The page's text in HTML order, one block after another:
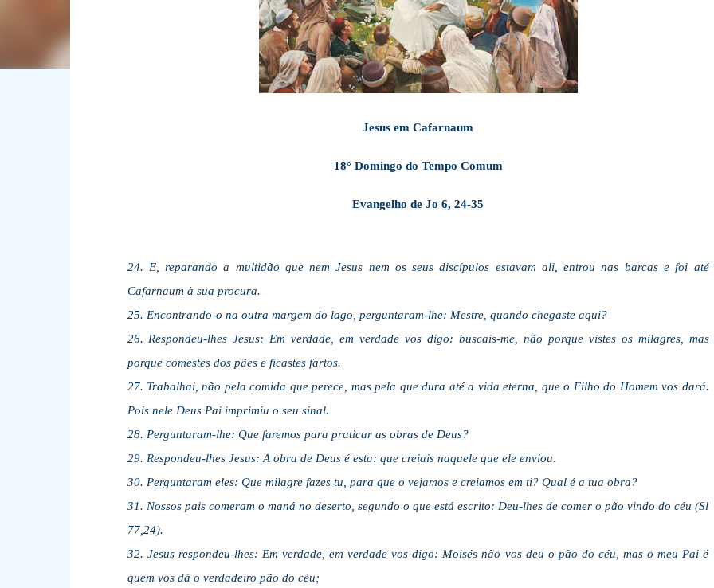
Jesus em Cafarnaum
18° Domingo do Tempo Comum
Evangelho de Jo 6, 24-35
24. E, reparando a multidão que nem Jesus nem os seus discípulos estavam ali, entrou nas barcas e foi até
Cafarnaum à sua procura.
25. Encontrando-o na outra margem do lago, perguntaram-lhe: Mestre, quando chegaste aqui?
26. Respondeu-lhes Jesus: Em verdade, em verdade vos digo: buscais-me, não porque vistes os milagres, mas
porque comestes dos pães e ficastes fartos.
27. Trabalhai, não pela comida que perece, mas pela que dura até a vida eterna, que o Filho do Homem vos dará.
Pois nele Deus Pai imprimiu o seu sinal.
28. Perguntaram-lhe: Que faremos para praticar as obras de Deus?
29. Respondeu-lhes Jesus: A obra de Deus é esta: que creiais naquele que ele enviou.
30. Perguntaram eles: Que milagre fazes tu, para que o vejamos e creiamos em ti? Qual é a tua obra?
31. Nossos pais comeram o maná no deserto, segundo o que está escrito: Deu-lhes de comer o pão vindo do céu (Sl
77,24).
32. Jesus respondeu-lhes: Em verdade, em verdade vos digo: Moisés não vos deu o pão do céu, mas o meu Pai é
quem vos dá o verdadeiro pão do céu;